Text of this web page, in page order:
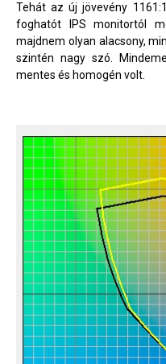
Tehát az új jövevény
foghatót IPS monitortól
majdnem olyan alacsony,
szintén nagy szó.
mentes és homogén volt.